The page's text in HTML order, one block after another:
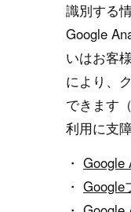
識別する
Google
いはお客
により、
できます
利用に支
Google
Google